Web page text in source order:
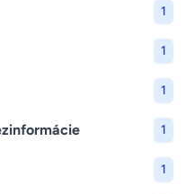
1
1
1
1
1